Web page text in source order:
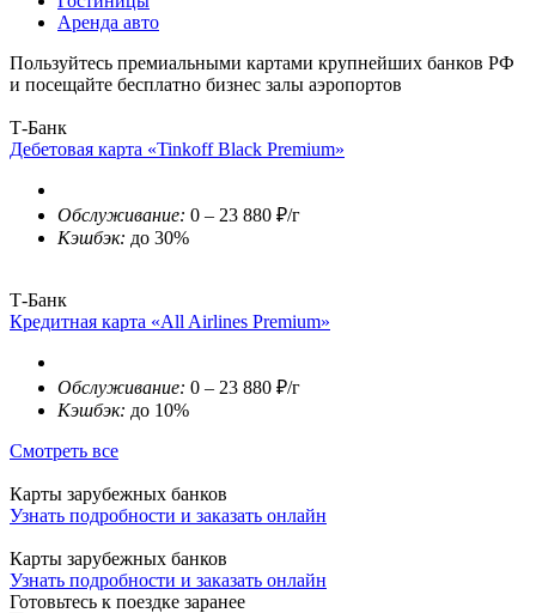
Аренда авто
Пользуйтесь премиальными картами крупнейших банков РФ
и посещайте бесплатно бизнес залы аэропортов
Т-Банк
Дебетовая карта «Tinkoff Black Premium»
Обслуживание: 0 – 23 880 ₽/г
Кэшбэк: до 30%
Т-Банк
Кредитная карта «All Airlines Premium»
Обслуживание: 0 – 23 880 ₽/г
Кэшбэк: до 10%
Смотреть все
Карты зарубежных банков
Узнать подробности и заказать онлайн
Карты зарубежных банков
Узнать подробности и заказать онлайн
Готовьтесь к поездке заранее